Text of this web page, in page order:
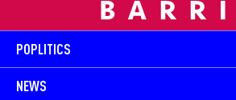
POPLITICS
NEWS